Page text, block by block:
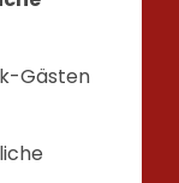
Gästen